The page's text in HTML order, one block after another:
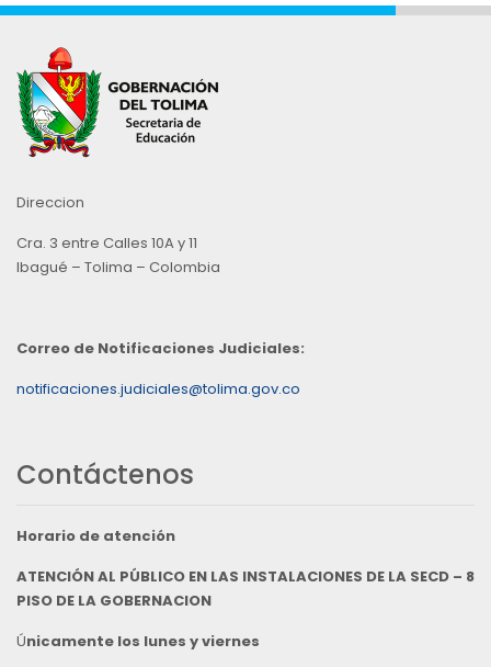
Direccion
Cra. 3 entre Calles 10A y 11
Ibagué – Tolima – Colombia
Correo de Notificaciones Judiciales:
notificaciones.judiciales@tolima.gov.co
Contáctenos
Horario de atención
ATENCIÓN AL PÚBLICO EN LAS INSTALACIONES DE LA SECD – 8
PISO DE LA GOBERNACION
Únicamente los lunes y viernes